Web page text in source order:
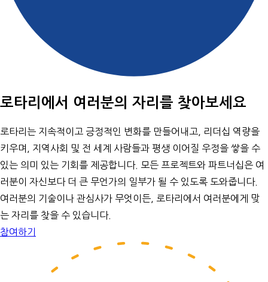
로타리에서 여러분의 자리를 찾아보세요
로타리는 지속적이고 긍정적인 변화를 만들어내고, 리더십 역량을
키우며, 지역사회 및 전 세계 사람들과 평생 이어질 우정을 쌓을 수
있는 의미 있는 기회를 제공합니다. 모든 프로젝트와 파트너십은 여
러분이 자신보다 더 큰 무언가의 일부가 될 수 있도록 도와줍니다.
여러분의 기술이나 관심사가 무엇이든, 로타리에서 여러분에게 맞
는 자리를 찾을 수 있습니다.
참여하기